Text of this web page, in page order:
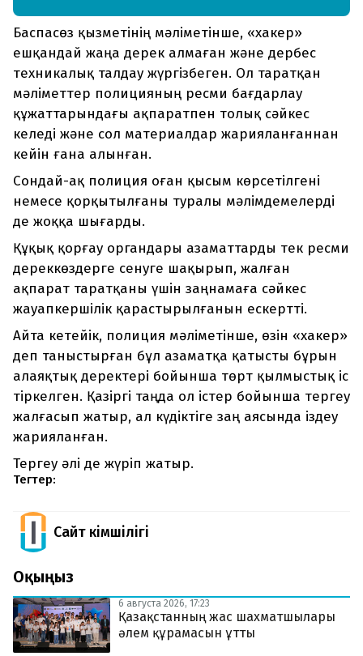
Баспасөз қызметінің мәліметінше, «хакер»
ешқандай жаңа дерек алмаған және дербес
техникалық талдау жүргізбеген. Ол таратқан
мәліметтер полицияның ресми бағдарлау
құжаттарындағы ақпаратпен толық сәйкес
келеді және сол материалдар жарияланғаннан
кейін ғана алынған.
Сондай-ақ полиция оған қысым көрсетілгені
немесе қорқытылғаны туралы мәлімдемелерді
де жоққа шығарды.
Құқық қорғау органдары азаматтарды тек ресми
дереккөздерге сенуге шақырып, жалған
ақпарат таратқаны үшін заңнамаға сәйкес
жауапкершілік қарастырылғанын ескертті.
Айта кетейік, полиция мәліметінше, өзін «хакер»
деп таныстырған бұл азаматқа қатысты бұрын
алаяқтық деректері бойынша төрт қылмыстық іс
тіркелген. Қазіргі таңда ол істер бойынша тергеу
жалғасып жатыр, ал күдіктіге заң аясында іздеу
жарияланған.
Тергеу әлі де жүріп жатыр.
Тегтер:
Сайт Әкімшілігі
Оқыңыз
6 августа 2026, 17:23
Қазақстанның жас шахматшылары
әлем құрамасын ұтты